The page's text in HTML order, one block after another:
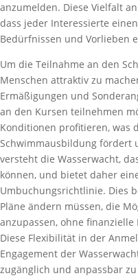
anzumelden. Diese Vielfalt
dass jeder Interessierte
Bedürfnissen und Vorlieben
Um die Teilnahme an den
Menschen attraktiv zu
Ermäßigungen und
an den Kursen teilnehmen
Konditionen profitieren, was
Schwimmausbildung fördert
versteht die Wasserwacht,
können, und bietet daher
Umbuchungsrichtlinie. Dies
Pläne ändern müssen, die
anzupassen, ohne
Diese Flexibilität in der
Engagement der
zugänglich und anpassbar